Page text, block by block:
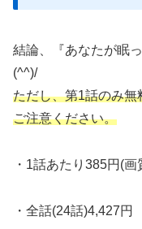
結論、『あなたが眠
(^^)/
ただし、第1話のみ
ご注意ください。
・1話あたり385円(画
・全話(24話)4,427円